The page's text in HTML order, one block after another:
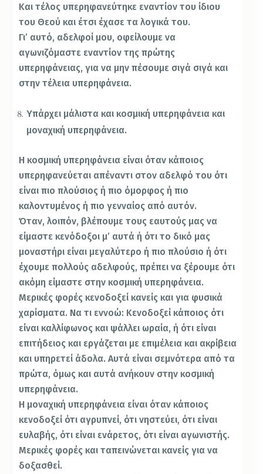
Και τέλος υπερηφανεύτηκε εναντίον του ίδιου
του Θεού και έτσι έχασε τα λογικά του.
Γι’ αυτό, αδελφοί μου, οφείλουμε να
αγωνιζόμαστε εναντίον της πρώτης
υπερηφάνειας, για να μην πέσουμε σιγά σιγά και
στην τέλεια υπερηφάνεια.
Υπάρχει μάλιστα και κοσμική υπερηφάνεια και
μοναχική υπερηφάνεια.
Η κοσμική υπερηφάνεια είναι όταν κάποιος
υπερηφανεύεται απέναντι στον αδελφό του ότι
είναι πιο πλούσιος ή πιο όμορφος ή πιο
καλοντυμένος ή πιο γενναίος από αυτόν.
Όταν, λοιπόν, βλέπουμε τους εαυτούς μας να
είμαστε κενόδοξοι μ’ αυτά ή ότι το δικό μας
μοναστήρι είναι μεγαλύτερο ή πιο πλούσιο ή ότι
έχουμε πολλούς αδελφούς, πρέπει να ξέρουμε ότι
ακόμη είμαστε στην κοσμική υπερηφάνεια.
Μερικές φορές κενοδοξεί κανείς και για φυσικά
χαρίσματα. Να τι εννοώ: Κενοδοξεί κάποιος ότι
είναι καλλίφωνος και ψάλλει ωραία, ή ότι είναι
επιτήδειος και εργάζεται με επιμέλεια και ακρίβεια
και υπηρετεί άδολα. Αυτά είναι σεμνότερα από τα
πρώτα, όμως και αυτά ανήκουν στην κοσμική
υπερηφάνεια.
Η μοναχική υπερηφάνεια είναι όταν κάποιος
κενοδοξεί ότι αγρυπνεί, ότι νηστεύει, ότι είναι
ευλαβής, ότι είναι ενάρετος, ότι είναι αγωνιστής.
Μερικές φορές και ταπεινώνεται κανείς για να
δοξασθεί.